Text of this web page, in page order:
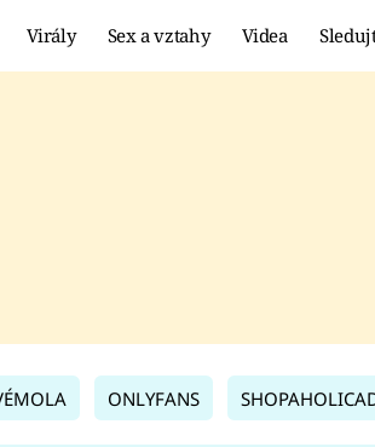
Virály Sex a vztahy Videa
ONLYFANS